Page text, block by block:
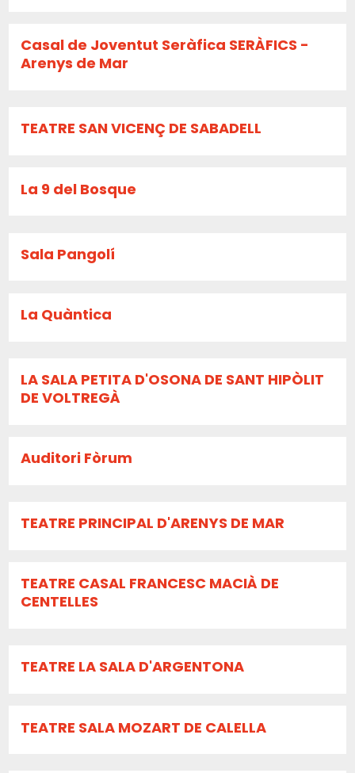
Casal de Joventut Seràfica SERÀFICS -
Arenys de Mar
TEATRE SAN VICENÇ DE SABADELL
La 9 del Bosque
Sala Pangolí
La Quàntica
LA SALA PETITA D'OSONA DE SANT HIPÒLIT
DE VOLTREGÀ
Auditori Fòrum
TEATRE PRINCIPAL D'ARENYS DE MAR
TEATRE CASAL FRANCESC MACIÀ DE
CENTELLES
TEATRE LA SALA D'ARGENTONA
TEATRE SALA MOZART DE CALELLA